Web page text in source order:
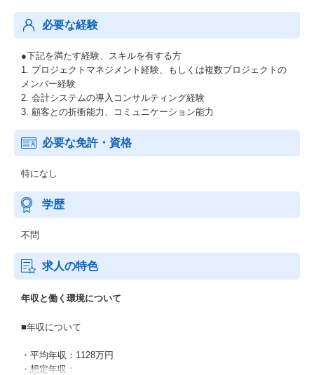
必要な経験
●下記を満たす経験、スキルを有する方
1. プロジェクトマネジメント経験、もしくは複数プロジェクトの
メンバー経験
2. 会計システムの導入コンサルティング経験
3. 顧客との折衝能力、コミュニケーション能力
必要な免許・資格
特になし
学歴
不問
求人の特色
年収と働く環境について
■年収について
・平均年収：1128万円
・想定年収：